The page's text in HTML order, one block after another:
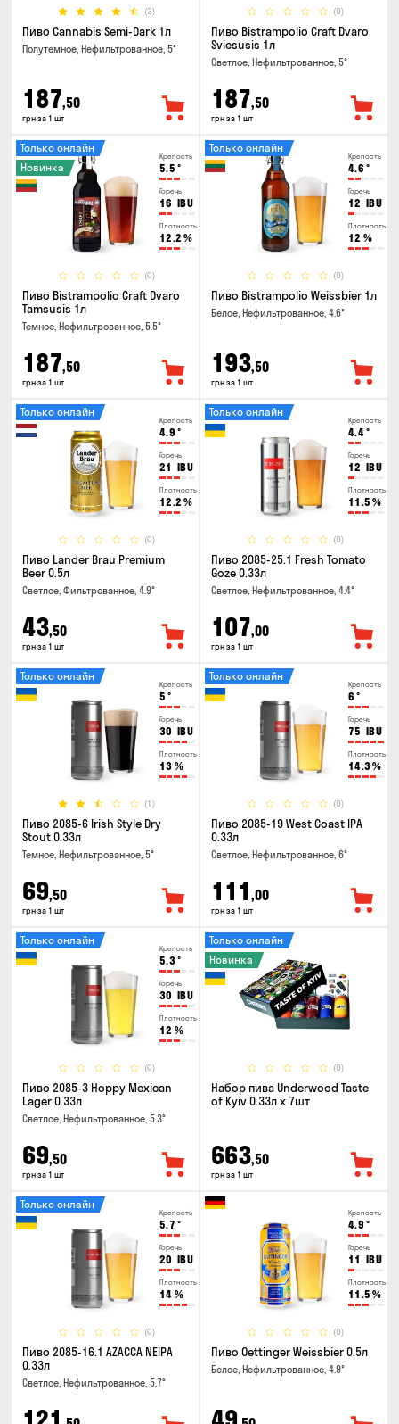
(3)
Пиво Cannabis Semi-Dark 1л
Полутемное, Нефильтрованное, 5°
187,50
грн за 1 шт
(0)
Пиво Bistrampolio Craft Dvaro
Sviesusis 1л
Светлое, Нефильтрованное, 5°
187,50
грн за 1 шт
Крепость
5.5 °
Горечь
16 IBU
Плотность
12.2 %
(0)
Только онлайн
Новинка
Пиво Bistrampolio Craft Dvaro
Tamsusis 1л
Темное, Нефильтрованное, 5.5°
187,50
грн за 1 шт
Крепость
4.6 °
Горечь
12 IBU
Плотность
12 %
(0)
Только онлайн
Пиво Bistrampolio Weissbier 1л
Белое, Нефильтрованное, 4.6°
193,50
грн за 1 шт
Крепость
4.9 °
Горечь
21 IBU
Плотность
12.2 %
(0)
Только онлайн
Пиво Lander Brau Premium
Beer 0.5л
Светлое, Фильтрованное, 4.9°
43,50
грн за 1 шт
Крепость
4.4°
Горечь
12 IBU
Плотность
11.5 %
(0)
Только онлайн
Пиво 2085-25.1 Fresh Tomato
Goze 0.33л
Светлое, Нефильтрованное, 4.4°
107,00
грн за 1 шт
Крепость
5 °
Горечь
30 IBU
Плотность
13 %
(1)
Только онлайн
Пиво 2085-6 Irish Style Dry
Stout 0.33л
Темное, Нефильтрованное, 5°
69,50
грн за 1 шт
Крепость
6 °
Горечь
75 IBU
Плотность
14.3%
(0)
Только онлайн
Пиво 2085-19 West Coast IPA
0.33л
Светлое, Нефильтрованное, 6°
111 ,00
грн за 1 шт
Крепость
5.3°
Горечь
30 IBU
Плотность
12 %
(0)
Только онлайн
Пиво 2085-3 Hoppy Mexican
Lager 0.33л
Светлое, Нефильтрованное, 5.3°
69,50
грн за 1 шт
(0)
Только онлайн
Новинка
Набор пива Underwood Taste
of Kyiv 0.33л x 7шт
663,50
грн за 1 шт
Крепость
5.7 °
Горечь
20 IBU
Плотность
14 %
(0)
Только онлайн
Пиво 2085-16.1 AZACCA NEIPA
0.33л
Светлое, Нефильтрованное, 5.7°
Крепость
4.9 °
Горечь
11 IBU
Плотность
11.5 %
(0)
Пиво Oettinger Weissbier 0.5л
Белое, Нефильтрованное, 4.9°